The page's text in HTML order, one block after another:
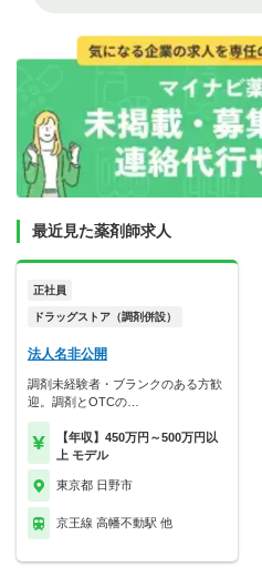
最近見た薬剤師求人
正社員
ドラッグストア（調剤併設）
法人名非公開
調剤未経験者・ブランクのある方歓
迎。調剤とOTCの…
【年収】450万円～500万円以
上 モデル
東京都 日野市
京王線 高幡不動駅 他